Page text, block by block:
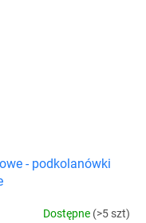
- podkolanówki
Dostępne (>5 szt)